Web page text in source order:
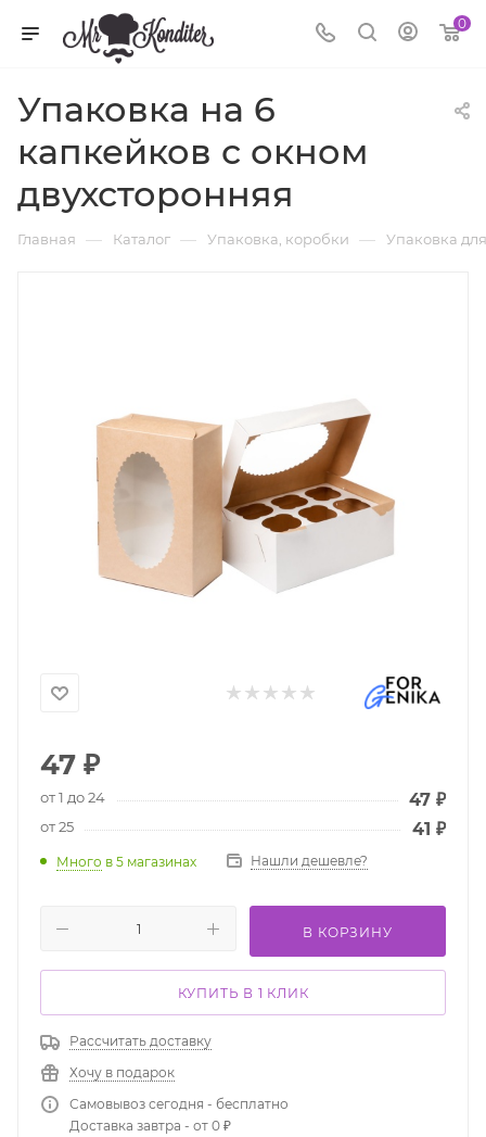
0
Упаковка на 6
капкейков с окном
двухсторонняя
Главная — Каталог — Упаковка, коробки — Упаковка
47 ₽
от 1 до 24 47 ₽
от 25 41 ₽
Много в 5 магазинах Нашли дешевле?
В КОРЗИНУ
КУПИТЬ В 1 КЛИК
Рассчитать доставку
Хочу в подарок
Самовывоз сегодня - бесплатно
Доставка завтра - от 0 ₽